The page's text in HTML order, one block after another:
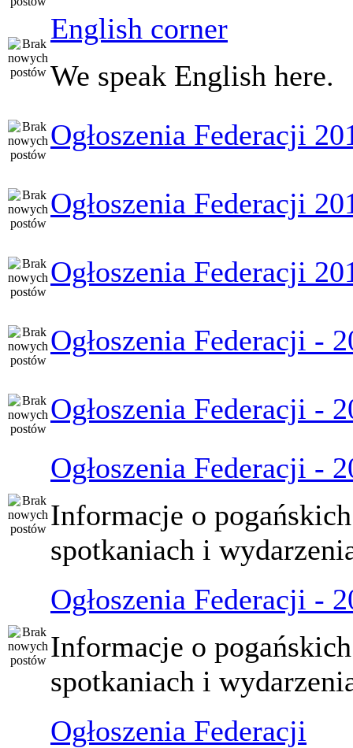
English corner
We speak English here.
Ogłoszenia Federacji
Ogłoszenia Federacji
Ogłoszenia Federacji
Ogłoszenia Federacji -
Ogłoszenia Federacji -
Ogłoszenia Federacji -
Informacje o pogańskich
spotkaniach i
Ogłoszenia Federacji -
Informacje o pogańskich
spotkaniach i
Ogłoszenia Federacji